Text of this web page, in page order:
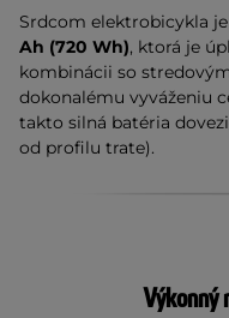
Srdcom elektrobicykla
Ah (720 Wh), ktorá je
kombinácii so
dokonalému vyváženiu
takto silná batéria
od profilu trate).
Výkonný